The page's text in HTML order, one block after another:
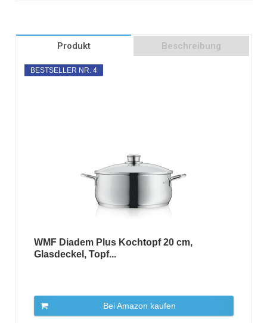
Produkt Beschreibung
BESTSELLER NR. 4
WMF Diadem Plus Kochtopf 20 cm,
Glasdeckel, Topf...
Bei Amazon kaufen